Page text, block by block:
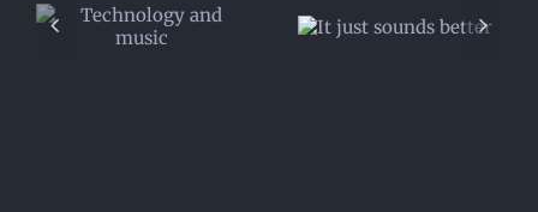
It just sounds
stage with a